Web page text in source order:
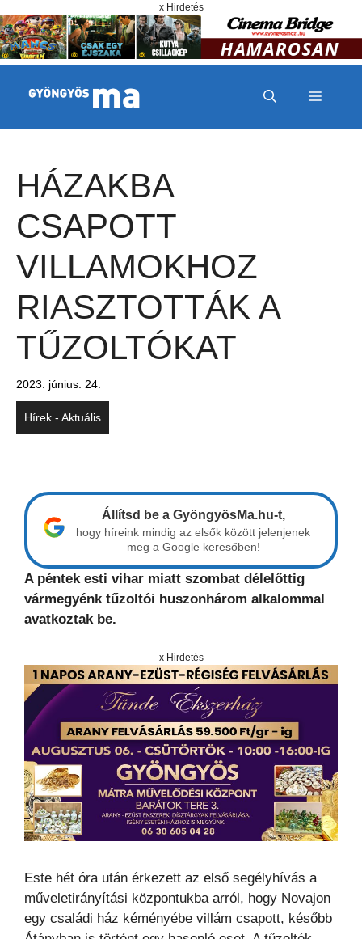
x Hirdetés
MENÜ
HÁZAKBA
CSAPOTT
VILLAMOKHOZ
RIASZTOTTÁK A
TŰZOLTÓKAT
2023. június. 24.
Hírek - Aktuális
Állítsd be a GyöngyösMa.hu-t,
hogy híreink mindig az elsők között jelenjenek
meg a Google keresőben!
A péntek esti vihar miatt szombat délelőttig
vármegyénk tűzoltói huszonhárom alkalommal
avatkoztak be.
x Hirdetés
Este hét óra után érkezett az első segélyhívás a
műveletirányítási központukba arról, hogy Novajon
egy családi ház kéményébe villám csapott, később